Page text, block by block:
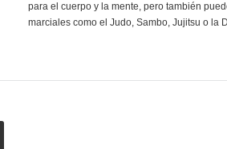
para el cuerpo y la mente, pero también
marciales como el Judo, Sambo, Jujitsu o la